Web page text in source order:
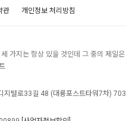
관 개인정보 처리방침
가지는 항상 있을 것인데 그 중의 제일
지털로33길 48 (대륭포스트타워7차)